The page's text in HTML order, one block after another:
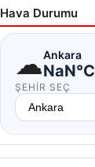
Hava Durumu
☁Ankara
NaN°C
ŞEHIR SEÇ